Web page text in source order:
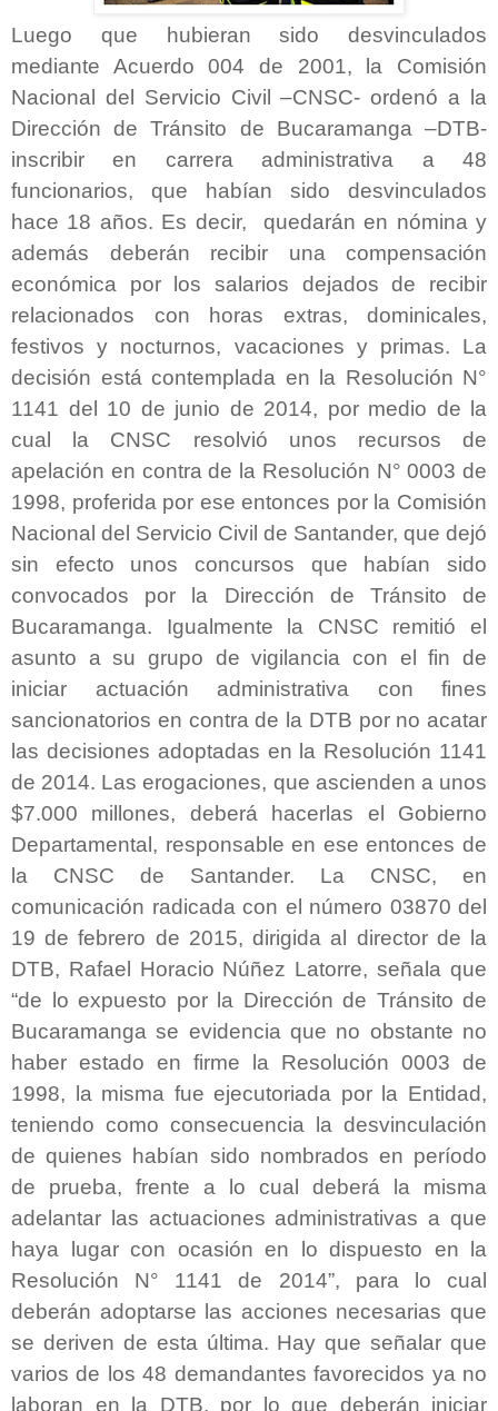
Luego que hubieran sido desvinculados
mediante Acuerdo 004 de 2001, la Comisión
Nacional del Servicio Civil –CNSC- ordenó a la
Dirección de Tránsito de Bucaramanga –DTB-
inscribir en carrera administrativa a 48
funcionarios, que habían sido desvinculados
hace 18 años. Es decir, quedarán en nómina y
además deberán recibir una compensación
económica por los salarios dejados de recibir
relacionados con horas extras, dominicales,
festivos y nocturnos, vacaciones y primas. La
decisión está contemplada en la Resolución N°
1141 del 10 de junio de 2014, por medio de la
cual la CNSC resolvió unos recursos de
apelación en contra de la Resolución N° 0003 de
1998, proferida por ese entonces por la Comisión
Nacional del Servicio Civil de Santander, que dejó
sin efecto unos concursos que habían sido
convocados por la Dirección de Tránsito de
Bucaramanga. Igualmente la CNSC remitió el
asunto a su grupo de vigilancia con el fin de
iniciar actuación administrativa con fines
sancionatorios en contra de la DTB por no acatar
las decisiones adoptadas en la Resolución 1141
de 2014. Las erogaciones, que ascienden a unos
$7.000 millones, deberá hacerlas el Gobierno
Departamental, responsable en ese entonces de
la CNSC de Santander. La CNSC, en
comunicación radicada con el número 03870 del
19 de febrero de 2015, dirigida al director de la
DTB, Rafael Horacio Núñez Latorre, señala que
“de lo expuesto por la Dirección de Tránsito de
Bucaramanga se evidencia que no obstante no
haber estado en firme la Resolución 0003 de
1998, la misma fue ejecutoriada por la Entidad,
teniendo como consecuencia la desvinculación
de quienes habían sido nombrados en período
de prueba, frente a lo cual deberá la misma
adelantar las actuaciones administrativas a que
haya lugar con ocasión en lo dispuesto en la
Resolución N° 1141 de 2014”, para lo cual
deberán adoptarse las acciones necesarias que
se deriven de esta última. Hay que señalar que
varios de los 48 demandantes favorecidos ya no
laboran en la DTB, por lo que deberán iniciar